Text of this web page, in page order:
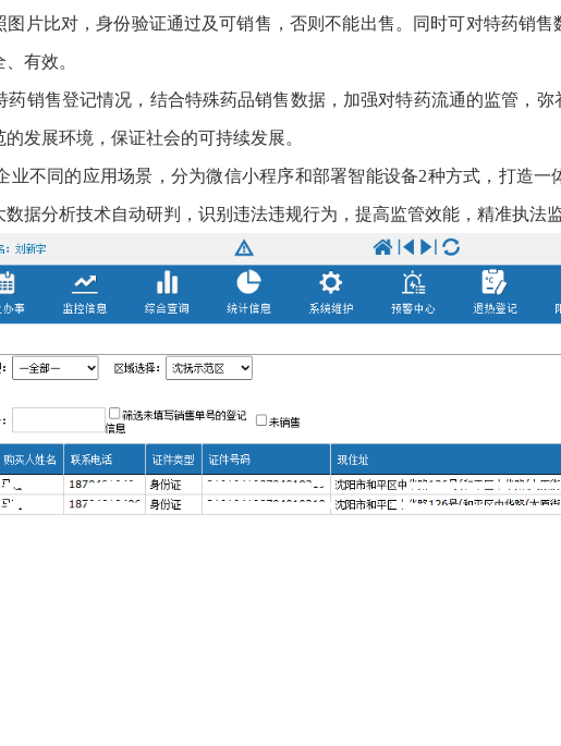
片比对，身份验证通过及可销售，否则不能出售。同时可对特药销售
有效。
销售登记情况，结合特殊药品销售数据，加强对特药流通的监管，
发展环境，保证社会的可持续发展。
业不同的应用场景，分为微信小程序和部署智能设备2种方式，打造
据分析技术自动研判，识别违法违规行为，提高监管效能，精准执法监